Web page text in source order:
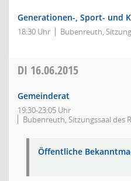
Generationen-, Sport- und
18:30 Uhr Bubenreuth,
DI 16.06.2015
Gemeinderat
19:30-23:05 Uhr
Bubenreuth, Sitzungssaal des
Öffentliche